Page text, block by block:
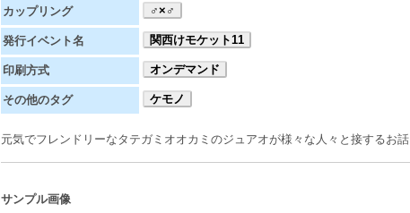
カップリング ♂×♂
発行イベント名 関西けモケット11
印刷方式 オンデマンド
その他のタグ ケモノ
元気でフレンドリーなタテガミオオカミのジュアオが様々な人々と接するお話
サンプル画像